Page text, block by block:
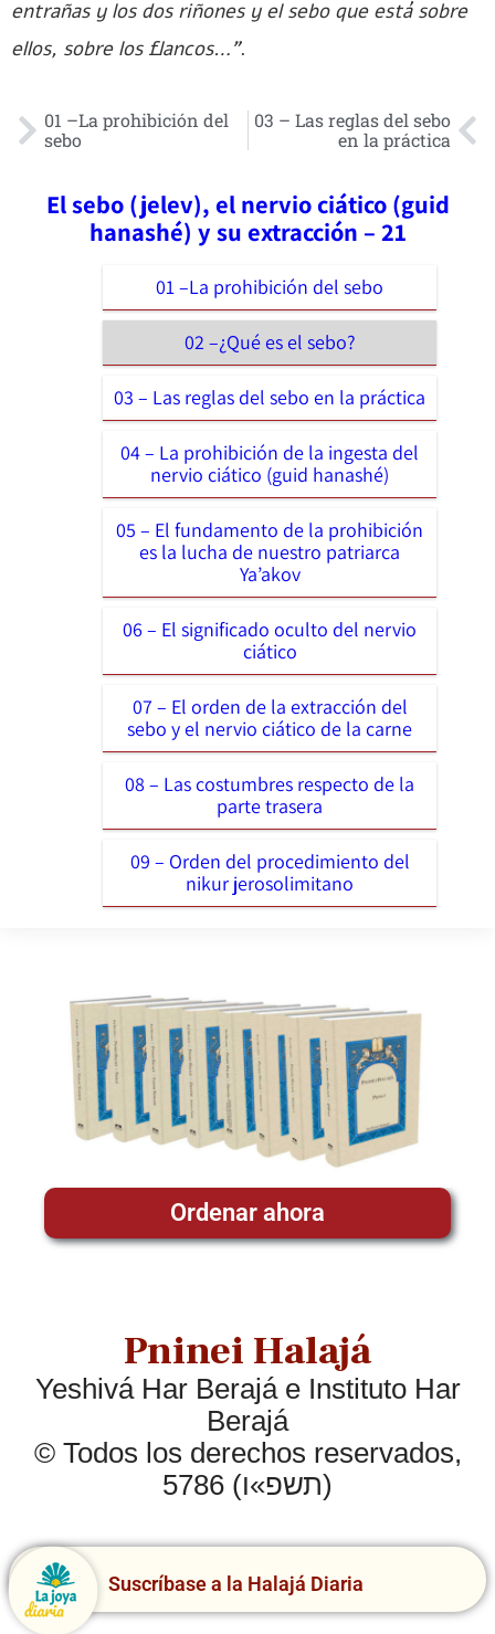
entrañas y los dos riñones y el sebo que está sobre
ellos, sobre los flancos…”.
01 –La prohibición del
sebo
03 – Las reglas del sebo
en la práctica
El sebo (jelev), el nervio ciático (guid
hanashé) y su extracción – 21
01 –La prohibición del sebo
02 –¿Qué es el sebo?
03 – Las reglas del sebo en la práctica
04 – La prohibición de la ingesta del
nervio ciático (guid hanashé)
05 – El fundamento de la prohibición
es la lucha de nuestro patriarca
Ya’akov
06 – El significado oculto del nervio
ciático
07 – El orden de la extracción del
sebo y el nervio ciático de la carne
08 – Las costumbres respecto de la
parte trasera
09 – Orden del procedimiento del
nikur jerosolimitano
Ordenar ahora
Pninei Halajá
Yeshivá Har Berajá e Instituto Har
Berajá
© Todos los derechos reservados,
5786 (תשפ»ו)
Suscríbase a la Halajá Diaria